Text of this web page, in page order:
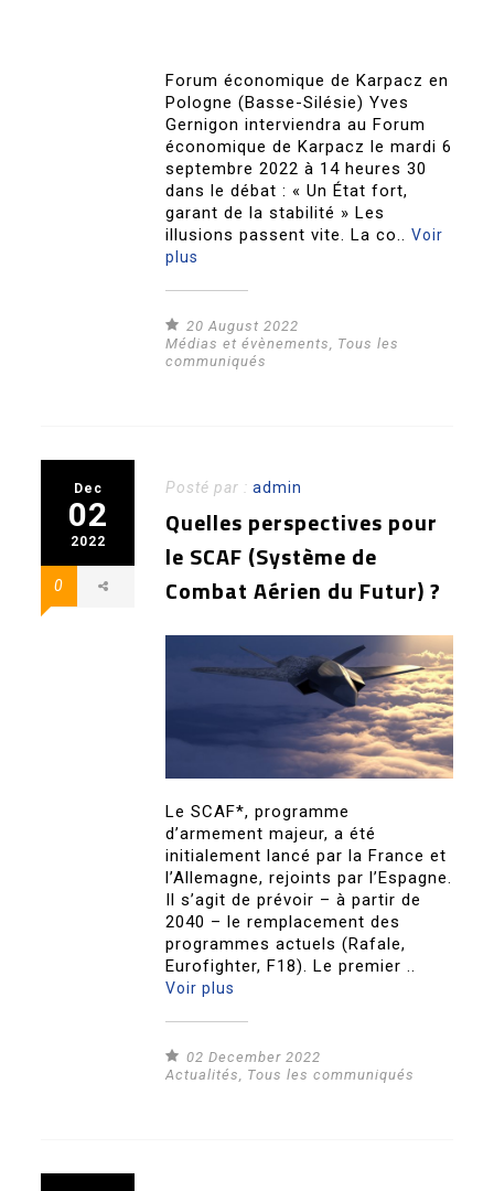
Forum économique de Karpacz en
Pologne (Basse-Silésie) Yves
Gernigon interviendra au Forum
économique de Karpacz le mardi 6
septembre 2022 à 14 heures 30
dans le débat : « Un État fort,
garant de la stabilité » Les
illusions passent vite. La co..Voir
plus
20 August 2022
Médias et évènements, Tous les
communiqués
Dec
02
2022
0
Posté par :admin
Quelles perspectives pour
le SCAF (Système de
Combat Aérien du Futur) ?
Le SCAF*, programme
d’armement majeur, a été
initialement lancé par la France et
l’Allemagne, rejoints par l’Espagne.
Il s’agit de prévoir – à partir de
2040 – le remplacement des
programmes actuels (Rafale,
Eurofighter, F18). Le premier ..
Voir plus
02 December 2022
Actualités, Tous les communiqués